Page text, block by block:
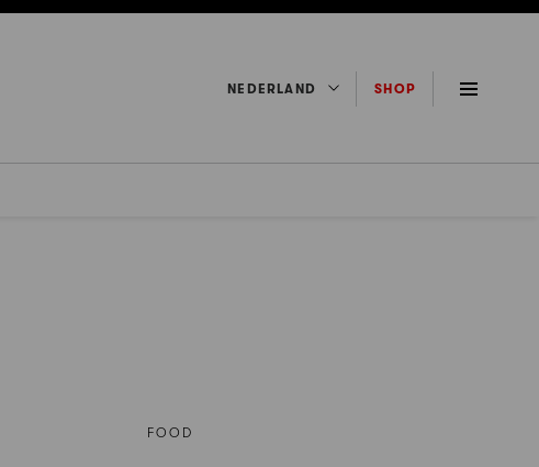
NEDERLAND SHOP
FOOD